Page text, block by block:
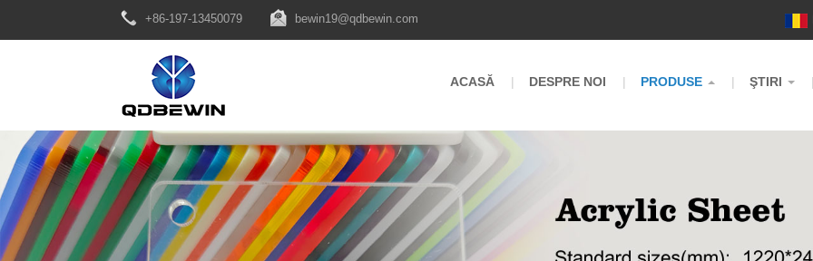
+86-197-13450079 bewin19@qdbewin.com
ACASĂ DESPRE NOI PRODUSE ŞTIRI